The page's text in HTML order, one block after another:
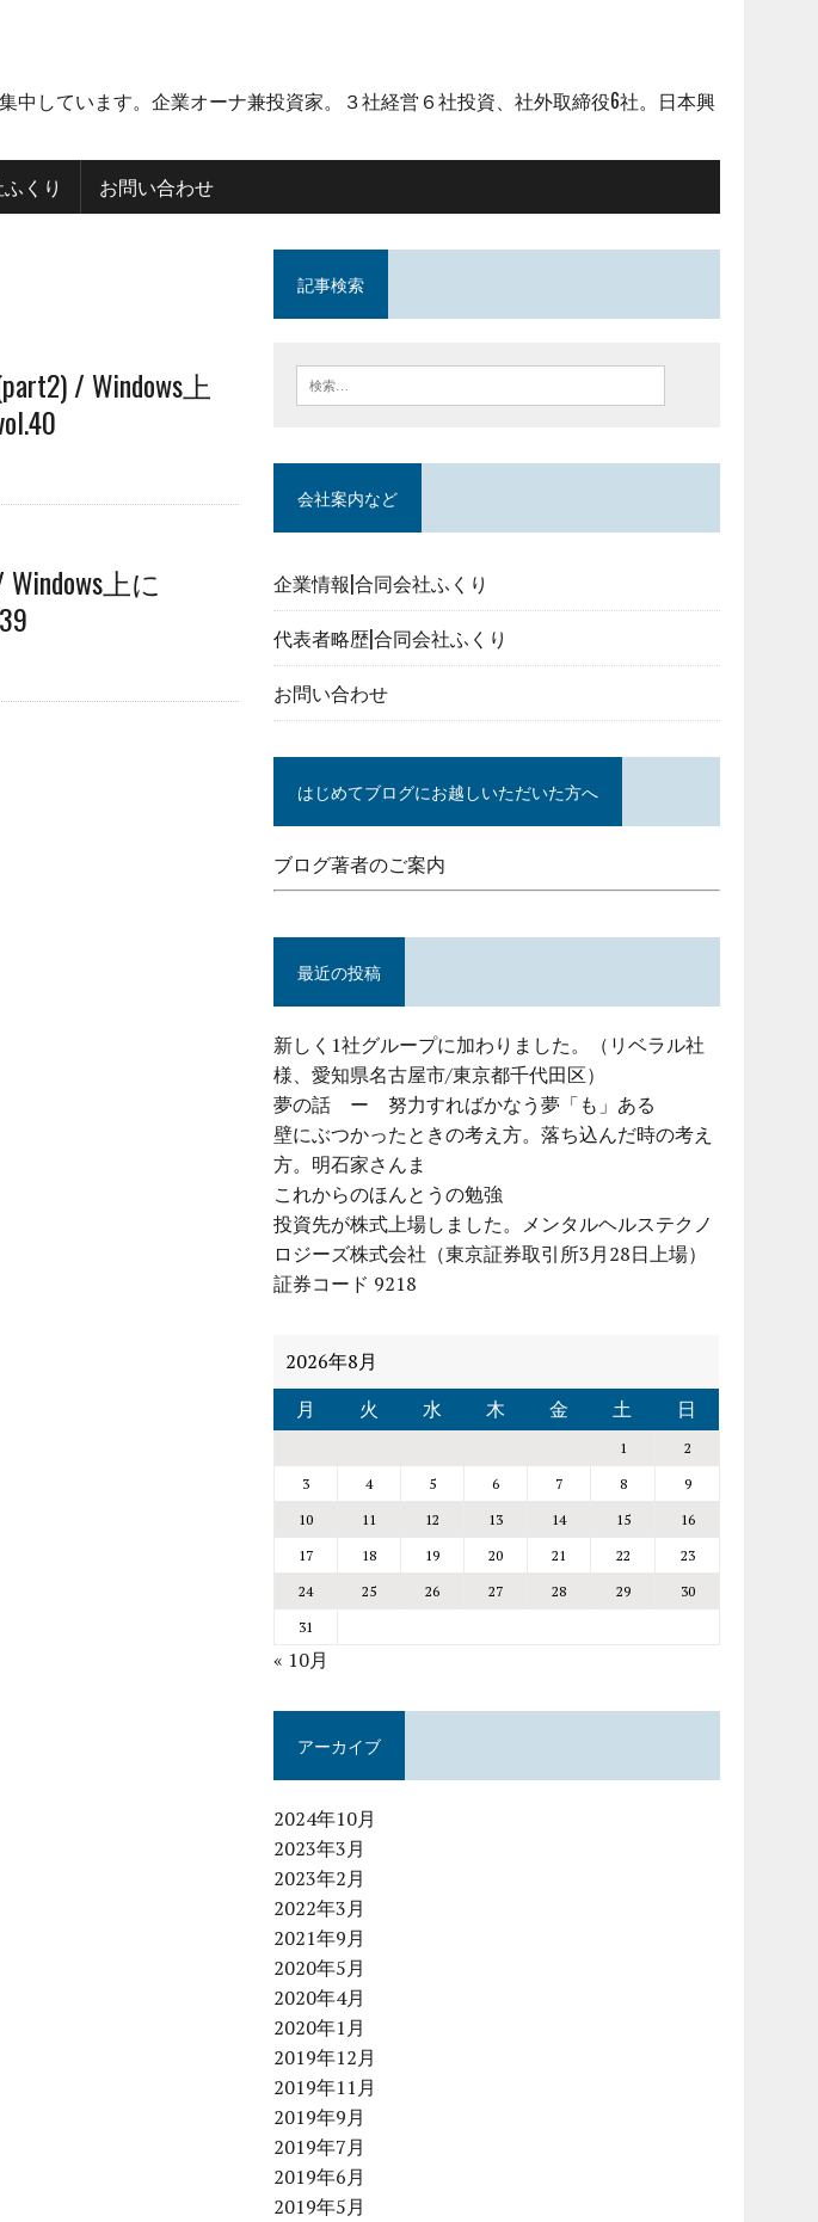
しています。企業オーナ兼投資家。３社経営６社投資、社外取締役6社。日本興
くり お問い合わせ
/ Windows上
Windows上に
記事検索
会社案内など
企業情報|合同会社ふくり
代表者略歴|合同会社ふくり
お問い合わせ
はじめてブログにお越しいただいた方へ
ブログ著者のご案内
最近の投稿
新しく1社グループに加わりました。（リベラル社
様、愛知県名古屋市/東京都千代田区）
夢の話 ー 努力すればかなう夢「も」ある
壁にぶつかったときの考え方。落ち込んだ時の考え
方。明石家さんま
これからのほんとうの勉強
投資先が株式上場しました。メンタルヘルステクノ
ロジーズ株式会社（東京証券取引所3月28日上場）
証券コード 9218
2026年8月
月
火 水 木 金 土 日
1
2
3
4 5 6 7 8
9
10
11 12 13 14 15
16
17
18 19 20 21 22
23
24
25 26 27 28 29
30
31
« 10月
アーカイブ
2024年10月
2023年3月
2023年2月
2022年3月
2021年9月
2020年5月
2020年4月
2020年1月
2019年12月
2019年11月
2019年9月
2019年7月
2019年6月
2019年5月